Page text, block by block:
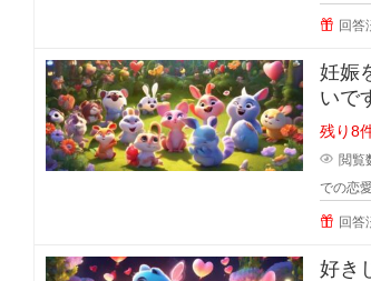
回答
妊娠
いで
見て
残り8
閲覧
での恋
回答
好き